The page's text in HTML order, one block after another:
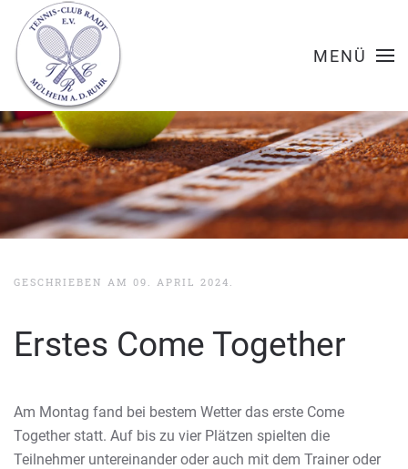
MENÜ
GESCHRIEBEN AM 09. APRIL 2024 .
Erstes Come Together
Am Montag fand bei bestem Wetter das erste Come
Together statt. Auf bis zu vier Plätzen spielten die
Teilnehmer untereinander oder auch mit dem Trainer oder